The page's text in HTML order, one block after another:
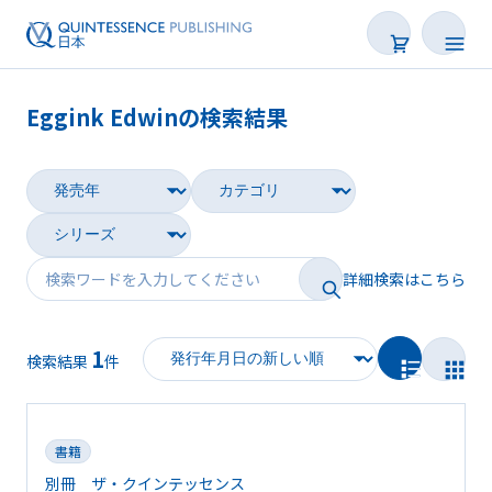
雑誌
映像
電子BOOK
著者一覧
Eggink Edwinの検索結果
詳細検索はこちら
検索結果 1件
書籍
別冊 ザ・クインテッセンス